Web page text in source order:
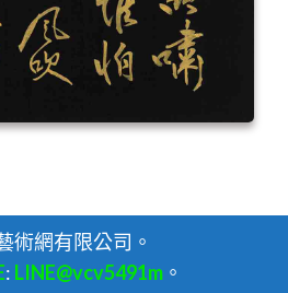
術網有限公司。
: LINE@vcv5491m 。